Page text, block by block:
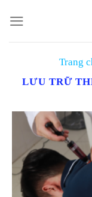
đến
nội
Trang
LƯU TRỮ